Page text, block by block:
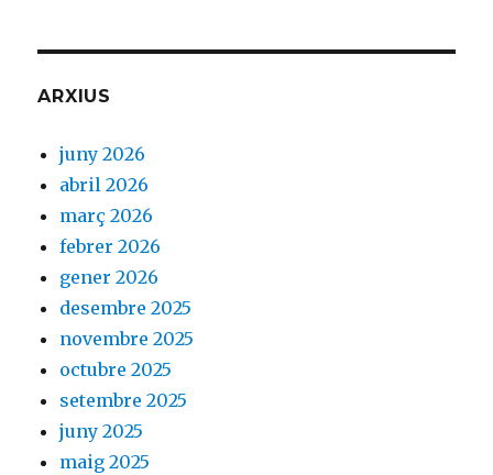
ARXIUS
juny 2026
abril 2026
març 2026
febrer 2026
gener 2026
desembre 2025
novembre 2025
octubre 2025
setembre 2025
juny 2025
maig 2025